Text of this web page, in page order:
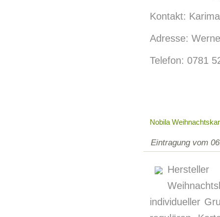
Kontakt:
Adresse:
Telefon: 0781
Nobila
Eintragung vom
Hersteller
individueller